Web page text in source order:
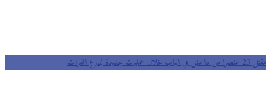
مقتل 23 عنصرا من داعش في الباب خلال عمليات جديدة لدرع الفرات